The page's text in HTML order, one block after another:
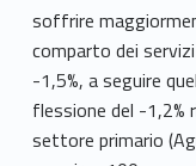
soffrire
comparto dei
-1,5%, a seguire
flessione del -1,2%
settore primario